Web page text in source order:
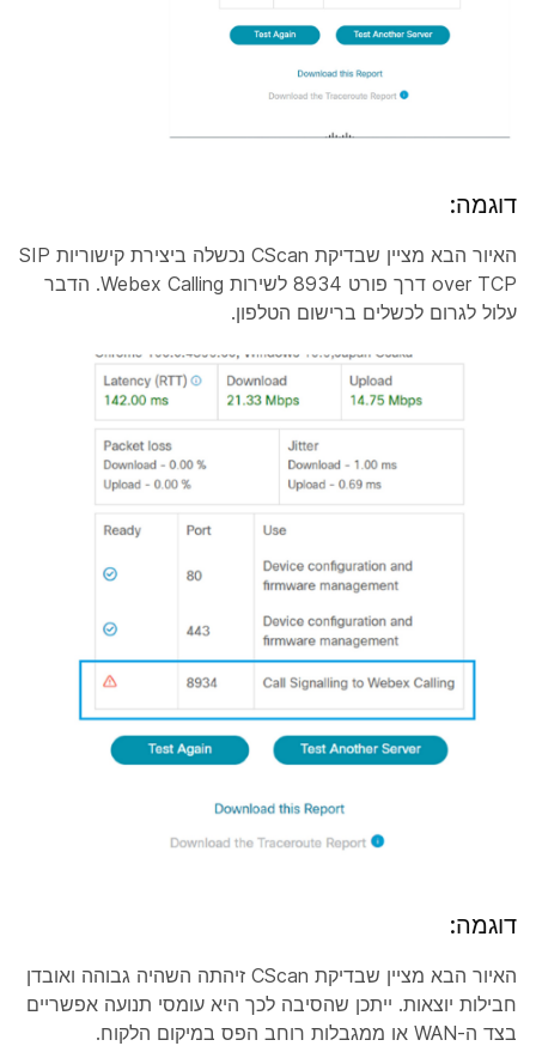
דוגמה:
האיור הבא מציין שבדיקת CScan נכשלה ביצירת קישוריות SIP
over TCP דרך פורט 8934 לשירות Webex Calling. הדבר
עלול לגרום לכשלים ברישום הטלפון.
דוגמה:
האיור הבא מציין שבדיקת CScan זיהתה השהיה גבוהה ואובדן
חבילות יוצאות. ייתכן שהסיבה לכך היא עומסי תנועה אפשריים
בצד ה-WAN או ממגבלות רוחב הפס במיקום הלקוח.